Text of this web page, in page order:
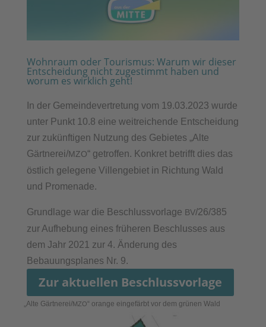
Wohnraum oder Tourismus: Warum wir dieser
Entscheidung nicht zugestimmt haben und
worum es wirklich geht!
In der Gemeindevertretung vom 19.03.2023 wurde
unter Punkt 10.8 eine weitreichende Entscheidung
zur zukünftigen Nutzung des Gebietes „Alte
Gärtnerei/MZO“ getroffen. Konkret betrifft dies das
östlich gelegene Villengebiet in Richtung Wald
und Promenade.
Grundlage war die Beschlussvorlage BV/26/385
zur Aufhebung eines früheren Beschlusses aus
dem Jahr 2021 zur 4. Änderung des
Bebauungsplanes Nr. 9.
Zur aktuellen Beschlussvorlage
„Alte Gärtnerei/MZO“ orange eingefärbt vor dem grünen Wald